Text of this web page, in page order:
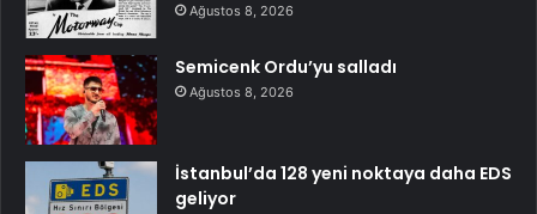
Ağustos 8, 2026
Semicenk Ordu’yu salladı
Ağustos 8, 2026
İstanbul’da 128 yeni noktaya daha EDS
geliyor